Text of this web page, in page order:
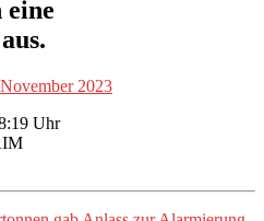
eine
2023
Uhr